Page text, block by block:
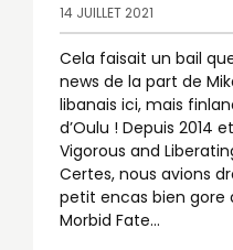
14 JUILLET 2021
Cela faisait un bail
news de la part de
libanais ici, mais
d’Oulu ! Depuis 2014
Vigorous and
Certes, nous avions
petit encas bien gore
Morbid Fate...